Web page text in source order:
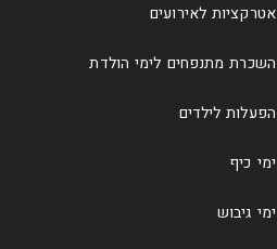
אטרקציות לאירועים
השכרת מתנפחים לימי הולדת
הפעלות לילדים
ימי כיף
ימי גיבוש